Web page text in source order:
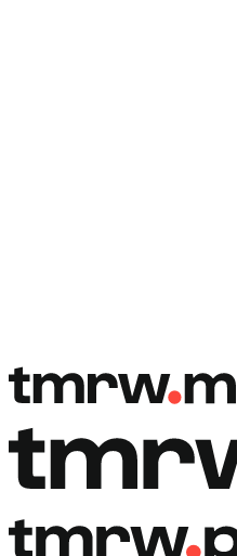
Rezervovat hovor Rezervovat hovor